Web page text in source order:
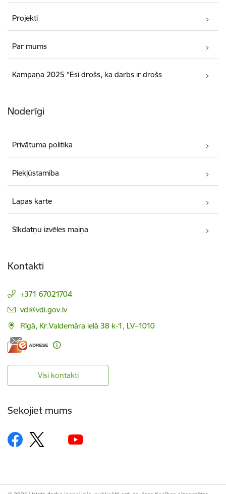
Projekti
Par mums
Kampaņa 2025 “Esi drošs, ka darbs ir drošs
Noderīgi
Privātuma politika
Piekļūstamība
Lapas karte
Sīkdatņu izvēles maiņa
Kontakti
+371 67021704
E-pasts:
vdi@vdi.gov.lv
Rīgā, Kr.Valdemāra ielā 38 k-1, LV–1010
Visi kontakti
Sekojiet mums